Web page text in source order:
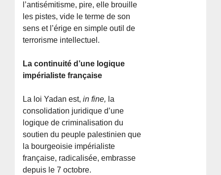
l’antisémitisme, pire, elle brouille
les pistes, vide le terme de son
sens et l’érige en simple outil de
terrorisme intellectuel.
La continuité d’une logique
impérialiste française
La loi Yadan est, in fine, la
consolidation juridique d’une
logique de criminalisation du
soutien du peuple palestinien que
la bourgeoisie impérialiste
française, radicalisée, embrasse
depuis le 7 octobre.